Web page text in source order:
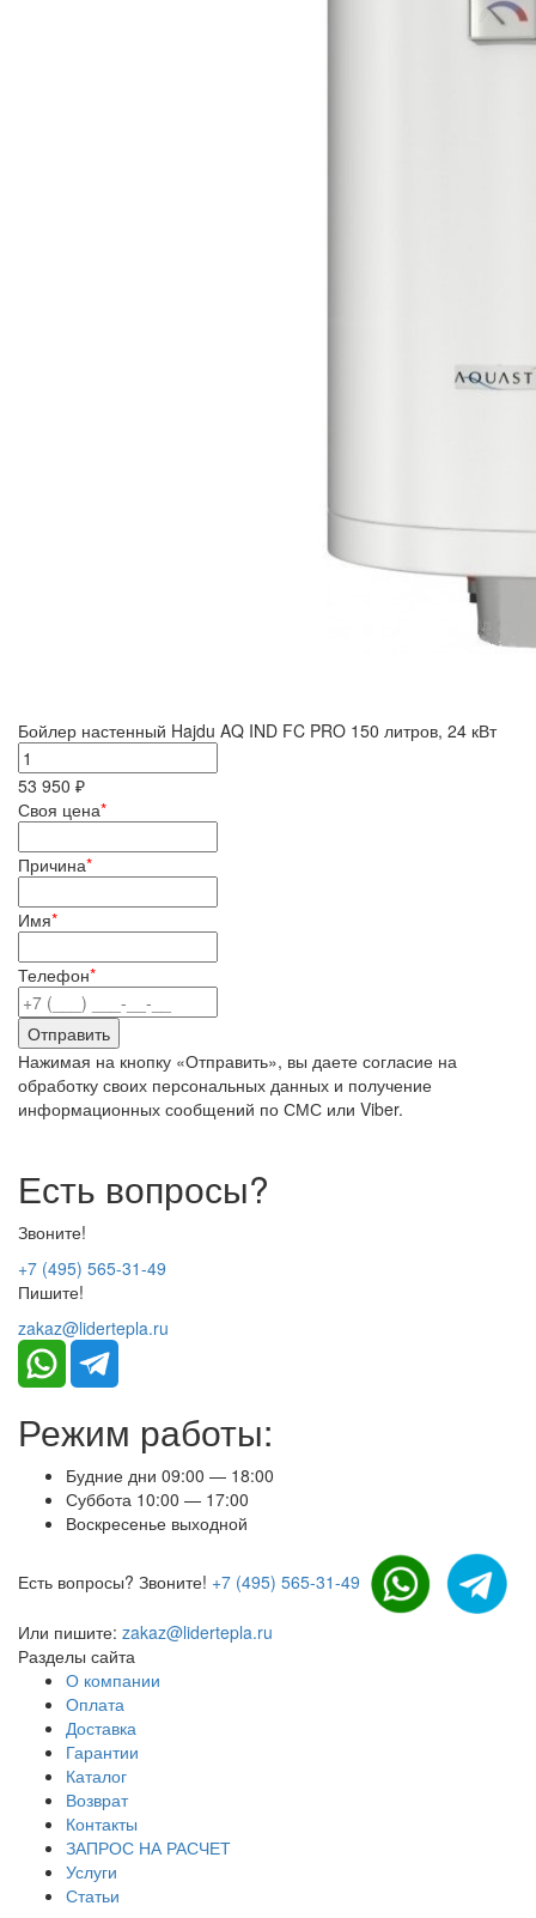
Бойлер настенный Hajdu AQ IND FC PRO 150 литров, 24 кВт
53 950 ₽
Своя цена*
Причина*
Имя*
Телефон*
Нажимая на кнопку «Отправить», вы даете согласие на
обработку своих персональных данных и получение
информационных сообщений по СМС или Viber.
Есть вопросы?
Звоните!
+7 (495) 565-31-49
Пишите!
zakaz@lidertepla.ru
Режим работы:
Будние дни 09:00 — 18:00
Суббота 10:00 — 17:00
Воскресенье выходной
Есть вопросы? Звоните! +7 (495) 565-31-49
Или пишите: zakaz@lidertepla.ru
Разделы сайта
О компании
Оплата
Доставка
Гарантии
Каталог
Возврат
Контакты
ЗАПРОС НА РАСЧЕТ
Услуги
Статьи